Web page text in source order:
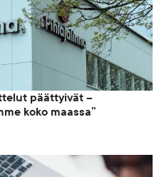
päättyivät –
koko maassa”